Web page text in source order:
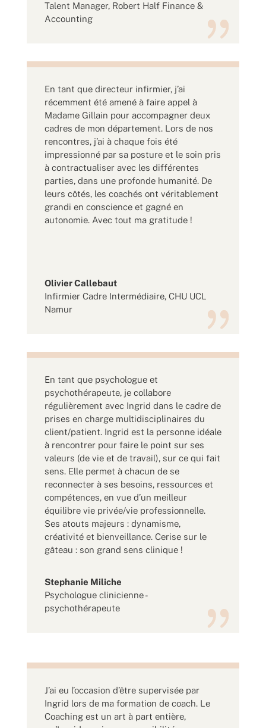
Talent Manager, Robert Half Finance &
Accounting
En tant que directeur infirmier, j’ai
récemment été amené à faire appel à
Madame Gillain pour accompagner deux
cadres de mon département. Lors de nos
rencontres, j’ai à chaque fois été
impressionné par sa posture et le soin pris
à contractualiser avec les différentes
parties, dans une profonde humanité. De
leurs côtés, les coachés ont véritablement
grandi en conscience et gagné en
autonomie. Avec tout ma gratitude !
Olivier Callebaut
Infirmier Cadre Intermédiaire, CHU UCL
Namur
En tant que psychologue et
psychothérapeute, je collabore
régulièrement avec Ingrid dans le cadre de
prises en charge multidisciplinaires du
client/patient. Ingrid est la personne idéale
à rencontrer pour faire le point sur ses
valeurs (de vie et de travail), sur ce qui fait
sens. Elle permet à chacun de se
reconnecter à ses besoins, ressources et
compétences, en vue d’un meilleur
équilibre vie privée/vie professionnelle.
Ses atouts majeurs : dynamisme,
créativité et bienveillance. Cerise sur le
gâteau : son grand sens clinique !
Stephanie Miliche
Psychologue clinicienne -
psychothérapeute
J’ai eu l’occasion d’être supervisée par
Ingrid lors de ma formation de coach. Le
Coaching est un art à part entière,